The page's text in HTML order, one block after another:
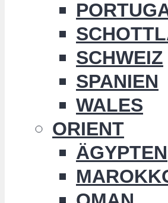
SCHWEIZ
SPANIEN
WALES
ORIENT
ÄGYPTEN